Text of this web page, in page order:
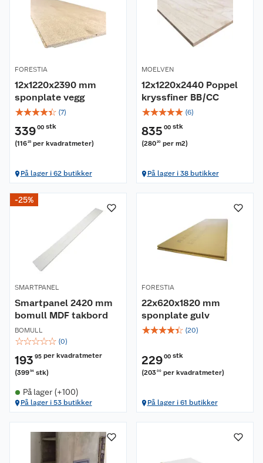
FORESTIA
12x1220x2390 mm
sponplate vegg
☆☆☆☆☆ (7)
33900 stk
(11625 per kvadratmeter)
På lager i 62 butikker
MOELVEN
12x1220x2440 Poppel
kryssfiner BB/CC
☆☆☆☆☆ (6)
835 00 stk
(28020 per m2)
På lager i 38 butikker
-25%
SMARTPANEL
Smartpanel 2420 mm
bomull MDF takbord
BOMULL
☆☆☆☆☆ (0)
193 95 per kvadratmeter
(39954 stk)
På lager (+100)
På lager i 53 butikker
FORESTIA
22x620x1820 mm
sponplate gulv
☆☆☆☆☆ (20)
22900 stk
(20300 per kvadratmeter)
På lager i 61 butikker